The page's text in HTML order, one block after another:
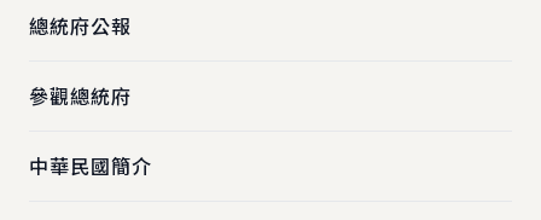
總統府公報
參觀總統府
中華民國簡介